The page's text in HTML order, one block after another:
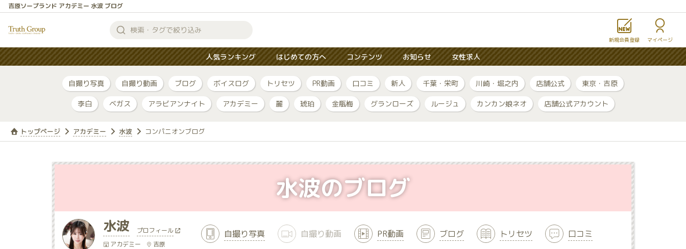
吉原ソープランド アカデミー 水波 ブログ
索
す
る
新規会員登録 マイページ
人気ランキング はじめての方へ コンテンツ お知らせ 女性求人
自撮り写真 自撮り動画 ブログ ボイスログ トリセツ PR動画 口コミ 新人 千葉・栄町 川崎・堀之内 店舗公式 東京・吉原
李白 ベガス アラビアンナイト アカデミー 麗 琥珀 金瓶梅 グランローズ ルージュ カンカン娘ネオ 店舗公式アカウント
トップページ アカデミー 水波 コンパニオンブログ
水波
プロフィール
アカデミー
吉原
自撮り写真 自撮り動画 PR動画 ブログ トリセツ 口コミ
水波のブログ